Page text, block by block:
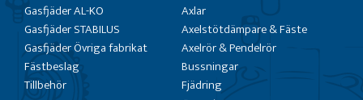
Gasfjäder AL-KO
Gasfjäder STABILUS
Gasfjäder Övriga fabrikat
Fästbeslag
Tillbehör
Axlar
Axelstötdämpare & Fäste
Axelrör & Pendelrör
Bussningar
Fjädring